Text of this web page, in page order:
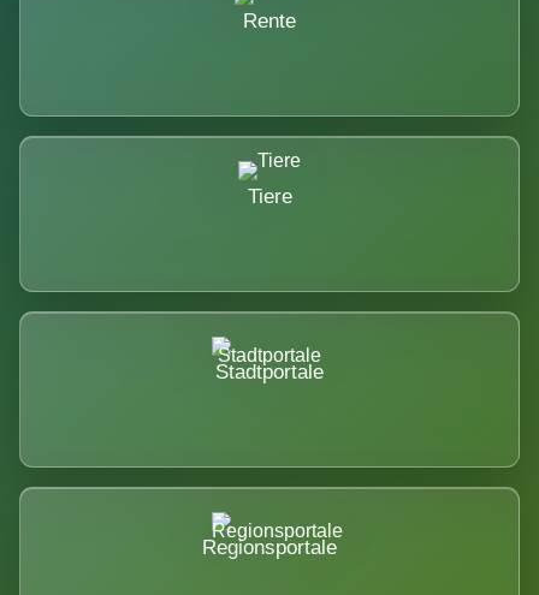
Rente
Tiere
Stadtportale
Regionsportale